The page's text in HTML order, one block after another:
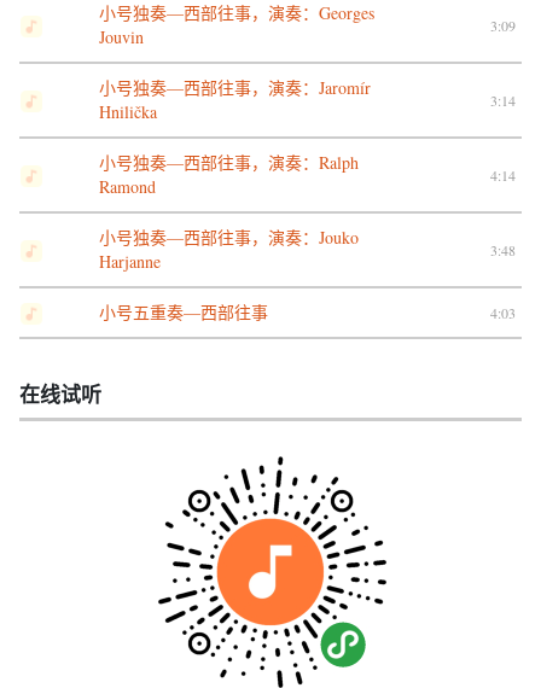
小号独奏—西部往事，演奏：Georges
Jouvin
3:09
小号独奏—西部往事，演奏：Jaromír
Hnilička
3:14
小号独奏—西部往事，演奏：Ralph
Ramond
4:14
小号独奏—西部往事，演奏：Jouko
Harjanne
3:48
小号五重奏—西部往事 4:03
在线试听